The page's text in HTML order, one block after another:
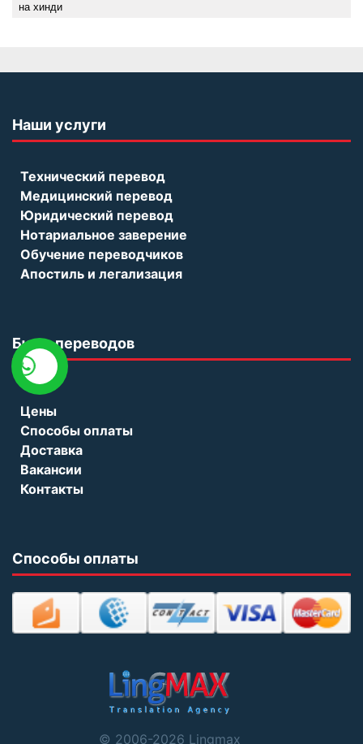
на хинди
Наши услуги
Технический перевод
Медицинский перевод
Юридический перевод
Нотариальное заверение
Обучение переводчиков
Апостиль и легализация
Бюро переводов
Цены
Способы оплаты
Доставка
Вакансии
Контакты
Способы оплаты
© 2006-2026 Lingmax